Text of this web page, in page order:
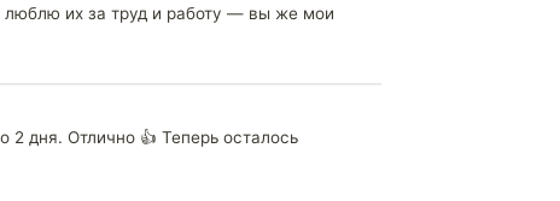
люблю их за труд и работу — вы же мои
дня. Отлично 👍 Теперь осталось